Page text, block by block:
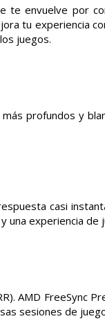
te envuelve por
tu experiencia
juegos.
profundos y
casi
experiencia de
AMD FreeSync
sesiones de